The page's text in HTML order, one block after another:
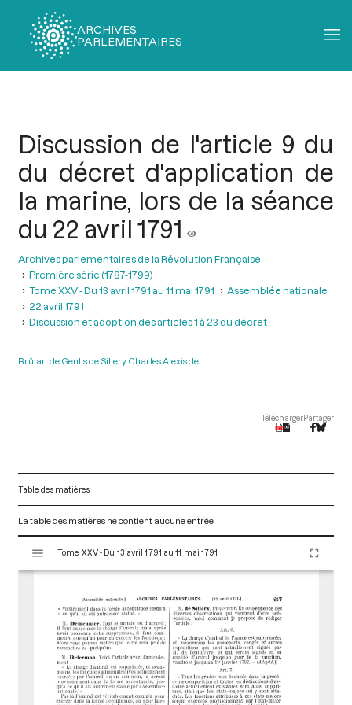
ARCHIVES
PARLEMENTAIRES
Discussion de l'article 9 du
du décret d'application de
la marine, lors de la séance
du 22 avril 1791
Archives parlementaires de la Révolution Française
Première série (1787-1799)
Tome XXV - Du 13 avril 1791 au 11 mai 1791
Assemblée nationale
22 avril 1791
Discussion et adoption des articles 1 à 23 du décret
Brûlart de Genlis de Sillery Charles Alexis de
TéléchargerPartager
Table des matières
La table des matières ne contient aucune entrée.
s
Tome XXV - Du 13 avril 1791 au 11 mai 1791